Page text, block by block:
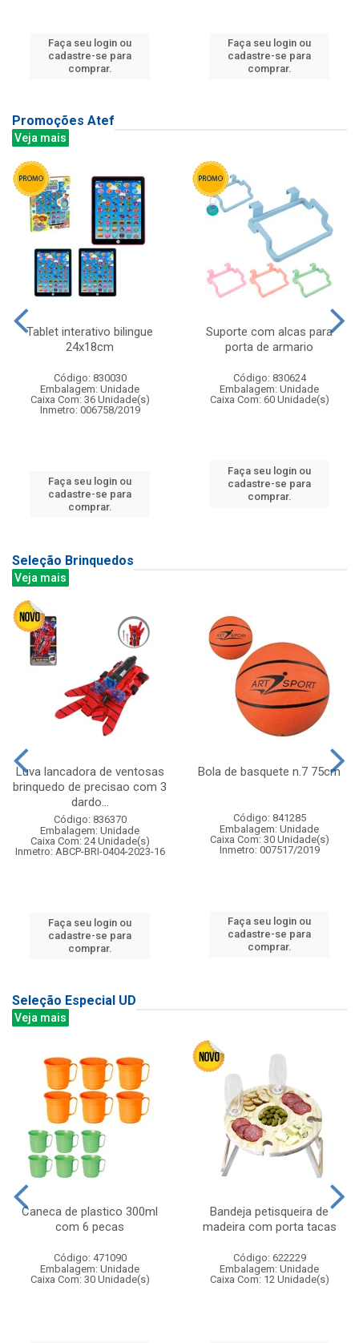
Faça seu login ou
cadastre-se para
comprar.
Faça seu login ou
cadastre-se para
comprar.
Promoções Atef
Veja mais
Tablet interativo bilingue
24x18cm
Código: 830030
Embalagem: Unidade
Caixa Com: 36 Unidade(s)
Inmetro: 006758/2019
Faça seu login ou
cadastre-se para
comprar.
Suporte com alcas para
porta de armario
Código: 830624
Embalagem: Unidade
Caixa Com: 60 Unidade(s)
Faça seu login ou
cadastre-se para
comprar.
Seleção Brinquedos
Veja mais
Luva lancadora de ventosas
brinquedo de precisao com 3
dardo...
Código: 836370
Embalagem: Unidade
Caixa Com: 24 Unidade(s)
Inmetro: ABCP-BRI-0404-2023-16
Faça seu login ou
cadastre-se para
comprar.
Bola de basquete n.7 75cm
Código: 841285
Embalagem: Unidade
Caixa Com: 30 Unidade(s)
Inmetro: 007517/2019
Faça seu login ou
cadastre-se para
comprar.
Seleção Especial UD
Veja mais
Caneca de plastico 300ml
com 6 pecas
Código: 471090
Embalagem: Unidade
Caixa Com: 30 Unidade(s)
Bandeja petisqueira de
madeira com porta tacas
Código: 622229
Embalagem: Unidade
Caixa Com: 12 Unidade(s)